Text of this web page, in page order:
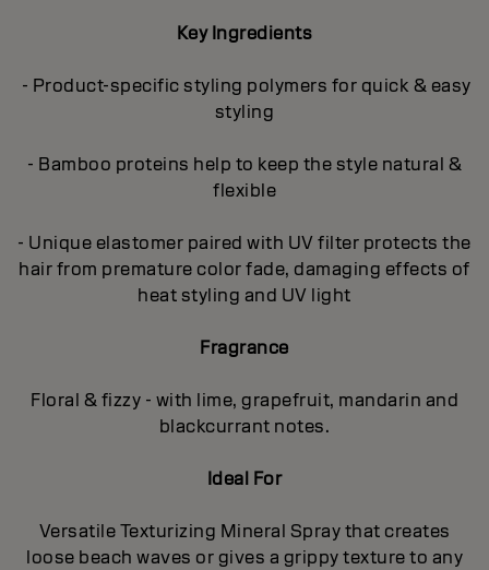
Key Ingredients
- Product-specific styling polymers for quick & easy
styling
- Bamboo proteins help to keep the style natural &
flexible
- Unique elastomer paired with UV filter protects the
hair from premature color fade, damaging effects of
heat styling and UV light
Fragrance
Floral & fizzy - with lime, grapefruit, mandarin and
blackcurrant notes.
Ideal For
Versatile Texturizing Mineral Spray that creates
loose beach waves or gives a grippy texture to any